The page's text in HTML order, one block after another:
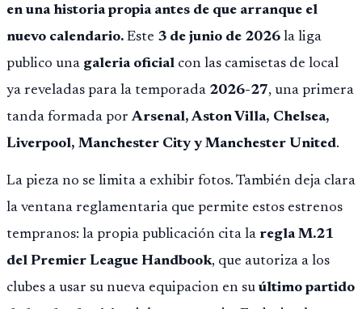
en una historia propia antes de que arranque el
nuevo calendario. Este 3 de junio de 2026 la liga
publico una galeria oficial con las camisetas de local
ya reveladas para la temporada 2026-27, una primera
tanda formada porArsenal, Aston Villa, Chelsea,
Liverpool, Manchester City y Manchester United.
La pieza no se limita a exhibir fotos. También deja clara
la ventana reglamentaria que permite estos estrenos
tempranos: la propia publicación cita la regla M.21
del Premier League Handbook, que autoriza a los
clubes a usar su nueva equipacion en suúltimo partido